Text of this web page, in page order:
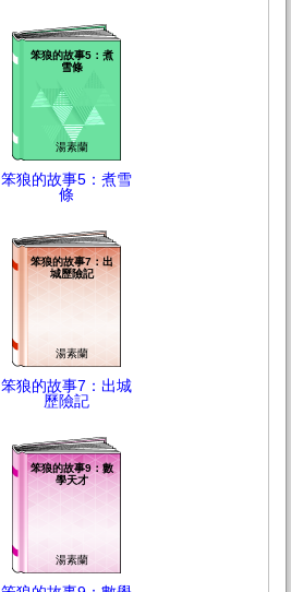
笨狼的故事5：煮
雪條
湯素蘭
笨狼的故事5：煮雪
條
笨狼的故事7：出
城歷險記
湯素蘭
笨狼的故事7：出城
歷險記
笨狼的故事9：數
學天才
湯素蘭